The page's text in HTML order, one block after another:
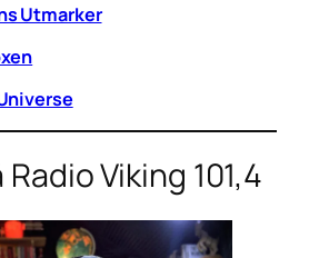
Utmarker
Viking 101,4